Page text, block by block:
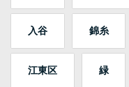
入谷 錦糸
江東区 緑